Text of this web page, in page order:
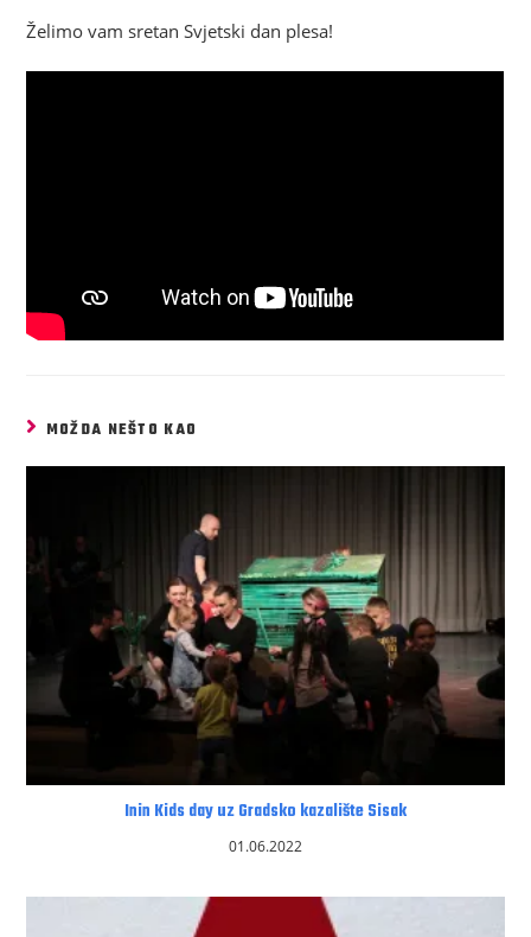
Želimo vam sretan Svjetski dan plesa!
MOŽDA NEŠTO KAO
Inin Kids day uz Gradsko kazalište Sisak
01.06.2022